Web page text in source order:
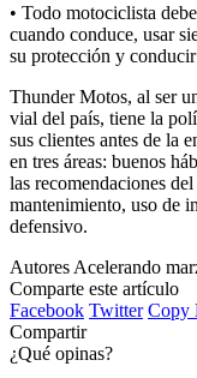
• Todo motociclista
cuando conduce, usar
su protección y
Thunder Motos, al ser
vial del país, tiene la
sus clientes antes de la
en tres áreas: buenos
las recomendaciones
mantenimiento, uso de
defensivo.
Autores Acelerando
Comparte este artículo
Facebook Twitter Copy
Compartir
¿Qué opinas?